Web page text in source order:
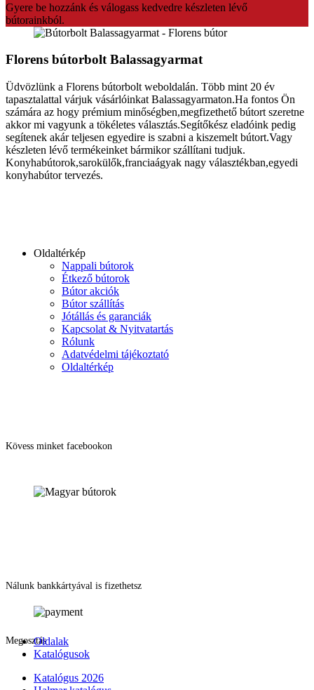
Gyere be hozzánk és válogass kedvedre készleten lévő
bútorainkból.
Florens bútorbolt Balassagyarmat
Üdvözlünk a Florens bútorbolt weboldalán. Több mint 20 év
tapasztalattal várjuk vásárlóinkat Balassagyarmaton.Ha fontos Ön
számára az hogy prémium minőségben,megfizethető bútort szeretne
akkor mi vagyunk a tökéletes választás.Segítőkész eladóink pedig
segítenek akár teljesen egyedire is szabni a kiszemelt bútort.Vagy
készleten lévő termékeinket bármikor szállítani tudjuk.
Konyhabútorok,sarokülők,franciaágyak nagy választékban,egyedi
konyhabútor tervezés.
Oldaltérkép
Nappali bútorok
Étkező bútorok
Bútor akciók
Bútor szállítás
Jótállás és garanciák
Kapcsolat & Nyitvatartás
Rólunk
Adatvédelmi tájékoztató
Oldaltérkép
Kövess minket facebookon
Nálunk bankkártyával is fizethetsz
MegosztásOldalak
Katalógusok
Katalógus 2026